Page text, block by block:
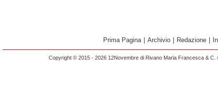
Prima Pagina Archivio Redazione
Copyright © 2015 - 2026 12Novembre di Rivano Maria Francesca &